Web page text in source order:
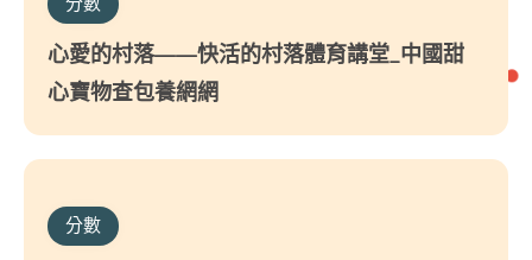
心愛的村落——快活的村落體育講堂_中國甜
心寶物查包養網網
分數